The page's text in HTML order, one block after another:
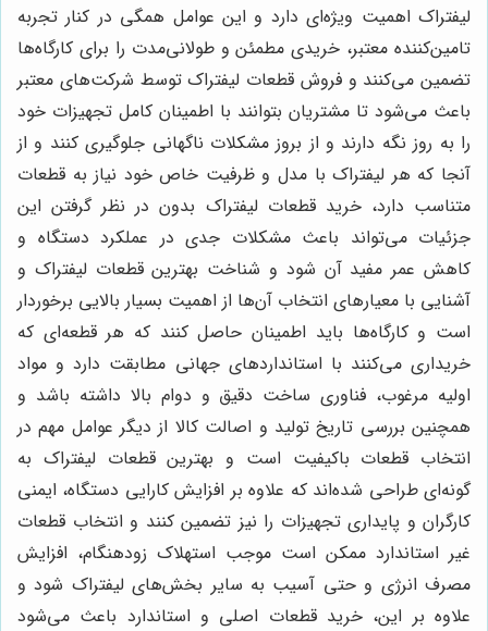
لیفتراک اهمیت ویژه‌ای دارد و این عوامل همگی در کنار تجربه
تامین‌کننده معتبر، خریدی مطمئن و طولانی‌مدت را برای کارگاه‌ها
تضمین می‌کنند و فروش قطعات لیفتراک توسط شرکت‌های معتبر
باعث می‌شود تا مشتریان بتوانند با اطمینان کامل تجهیزات خود
را به روز نگه دارند و از بروز مشکلات ناگهانی جلوگیری کنند و از
آنجا که هر لیفتراک با مدل و ظرفیت خاص خود نیاز به قطعات
متناسب دارد، خرید قطعات لیفتراک بدون در نظر گرفتن این
جزئیات می‌تواند باعث مشکلات جدی در عملکرد دستگاه و
کاهش عمر مفید آن شود و شناخت بهترین قطعات لیفتراک و
آشنایی با معیارهای انتخاب آن‌ها از اهمیت بسیار بالایی برخوردار
است و کارگاه‌ها باید اطمینان حاصل کنند که هر قطعه‌ای که
خریداری می‌کنند با استانداردهای جهانی مطابقت دارد و مواد
اولیه مرغوب، فناوری ساخت دقیق و دوام بالا داشته باشد و
همچنین بررسی تاریخ تولید و اصالت کالا از دیگر عوامل مهم در
انتخاب قطعات باکیفیت است و بهترین قطعات لیفتراک به
گونه‌ای طراحی شده‌اند که علاوه بر افزایش کارایی دستگاه، ایمنی
کارگران و پایداری تجهیزات را نیز تضمین کنند و انتخاب قطعات
غیر استاندارد ممکن است موجب استهلاک زودهنگام، افزایش
مصرف انرژی و حتی آسیب به سایر بخش‌های لیفتراک شود و
علاوه بر این، خرید قطعات اصلی و استاندارد باعث می‌شود